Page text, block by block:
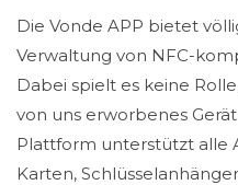
Die Vonde APP bietet
Verwaltung von NFC-
Dabei spielt es keine
von uns erworbenes
Plattform unterstützt alle
Karten,